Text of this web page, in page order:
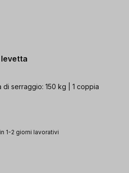
serraggio: 150 kg | 1 coppia
1-2 giorni lavorativi